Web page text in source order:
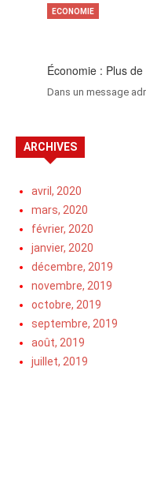
Économie : Plus
Dans un message
ECONOMIE
ARCHIVES
avril, 2020
mars, 2020
février, 2020
janvier, 2020
décembre, 2019
novembre, 2019
octobre, 2019
septembre, 2019
août, 2019
juillet, 2019